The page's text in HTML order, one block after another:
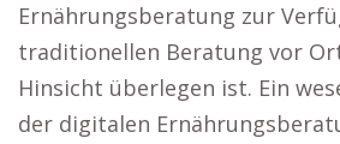
Ernährungsberatung zur
traditionellen Beratung vor
Hinsicht überlegen ist. Ein
der digitalen